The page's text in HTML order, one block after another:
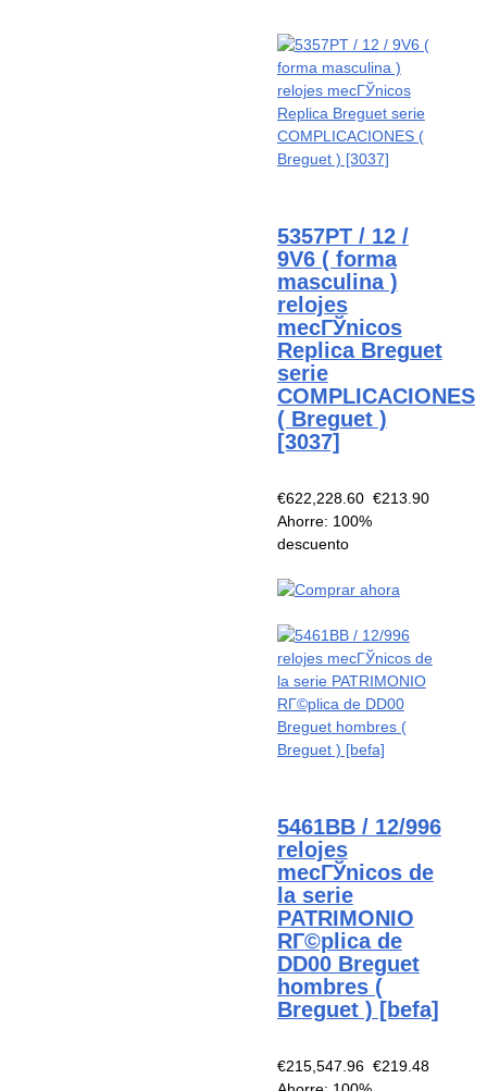
5357PT / 12 /
9V6 ( forma
masculina )
relojes
mecГЎnicos
Replica Breguet
serie
COMPLICACIONES
( Breguet )
[3037]
€622,228.60 €213.90
Ahorre: 100%
descuento
5461BB / 12/996
relojes
mecГЎnicos de
la serie
PATRIMONIO
RГ©plica de
DD00 Breguet
hombres (
Breguet ) [befa]
€215,547.96 €219.48